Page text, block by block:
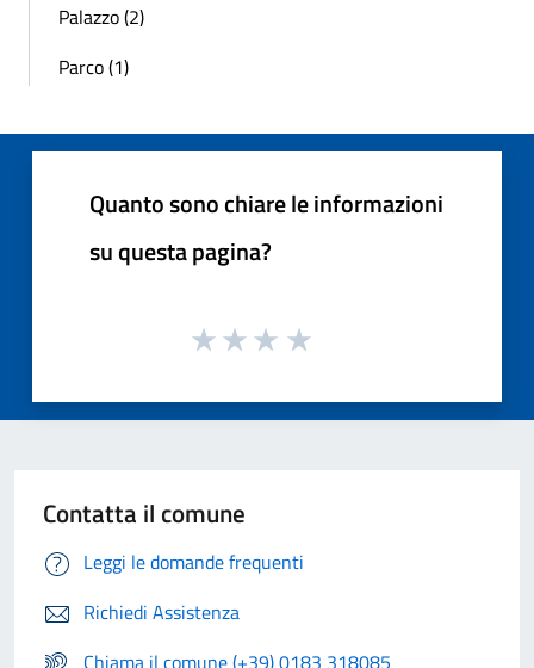
Palazzo (2)
Parco (1)
Quanto sono chiare le informazioni
su questa pagina?
Contatta il comune
Leggi le domande frequenti
Richiedi Assistenza